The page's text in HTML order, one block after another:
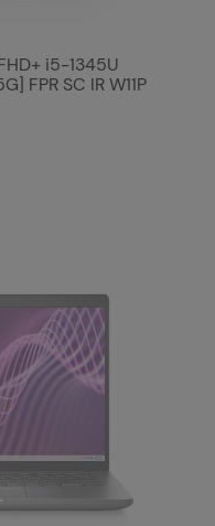
i5-1345U
FPR SC IR W11P